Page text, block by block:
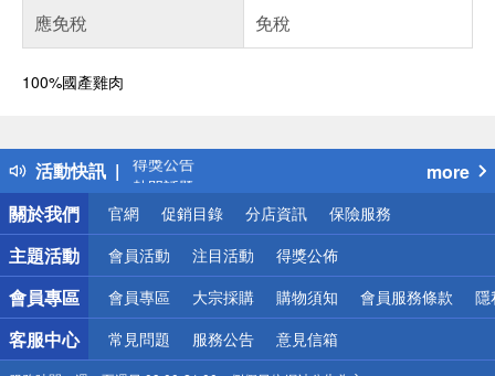
應免稅
免稅
100%國產雞肉
活動快訊
得獎公告
熱門話題
銀行優惠
偏遠地區配送
詐騙網頁！請小心！
more
關於我們
官網 促銷目錄 分店資訊 保險服務
主題活動 會員活動 注目活動 得獎公佈
會員專區 會員專區 大宗採購 購物須知 會員服務條款 隱
客服中心 常見問題 服務公告 意見信箱